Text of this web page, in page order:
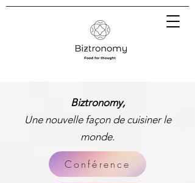
Biztronomy,
Une nouvelle façon de cuisiner le
monde.
Conférence